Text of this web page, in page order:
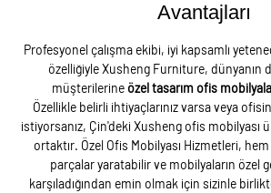
Avantajları
Profesyonel çalışma ekibi, iyi kapsamlı
özelliğiyle Xusheng Furniture, dünyanın
müşterilerineözel tasarım ofis
Özellikle belirli ihtiyaçlarınız varsa veya
istiyorsanız, Çin'deki Xusheng ofis mobilyası
ortaktır. Özel Ofis Mobilyası Hizmetleri,
parçalar yaratabilir ve mobilyaların özel
karşıladığından emin olmak için sizinle